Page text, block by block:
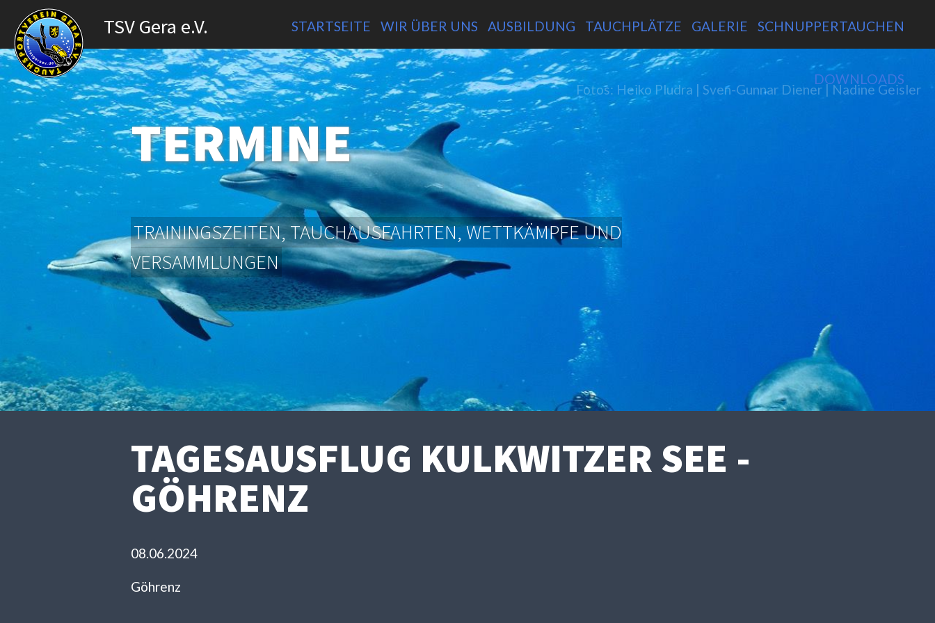
TSV Gera e.V. STARTSEITE WIR ÜBER UNS AUSBILDUNG TAUCHPLÄTZE GALERIE SCHNUPPERTAUCHEN
DOWNLOADS
Fotos: Heiko Pludra | Sven-Gunnar Diener | Nadine Geisler
TERMINE
TRAININGSZEITEN, TAUCHAUSFAHRTEN, WETTKÄMPFE UND
VERSAMMLUNGEN
TAGESAUSFLUG KULKWITZER SEE -
GÖHRENZ
08.06.2024
Göhrenz